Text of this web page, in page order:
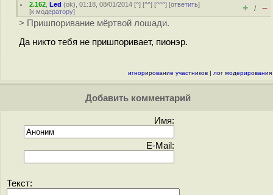
2.162 ,Led (ok), 01:18, 08/01/2014 [^] [^^] [^^^] [ответить]
[к модератору] + / –
> Пришпоривание мёртвой лошади.
Да никто тебя не пришпоривает, пионэр.
игнорирование участников | лог модерирования
Добавить комментарий
Имя:
E-Mail:
Текст: